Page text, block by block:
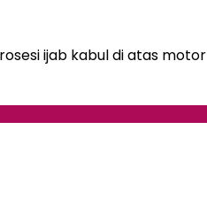
ijab kabul di atas motor